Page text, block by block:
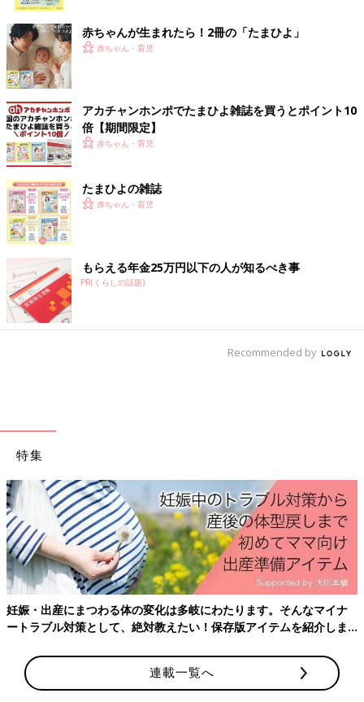
出典：Instagramアカウント「mayupopcorn」
mayupopcornさんは、こちらのスウェットを購入。
「RELAXED」の文字がインパクト大で、ロゴの雰囲気もオシャ
レですよね。白地にグレーっぽいモノトーンカラーなのも絶妙！
これ1枚で大人っぽいコーデに仕上がりますね。
たっぷりとしたシルエットがオシャレ！ロゴがカッ
コいいスウェット
赤ちゃんが生まれたら！2冊の「たまひよ」
赤ちゃん・育児
アカチャンホンポでたまひよ雑誌を買うとポイント10
倍【期間限定】
赤ちゃん・育児
たまひよの雑誌
赤ちゃん・育児
もらえる年金25万円以下の人が知るべき事
PR(くらしの話題)
Recommended by
特集
妊娠・出産にまつわる体の変化は多岐にわたります。そんなマイナ
ートラブル対策として、絶対教えたい！保存版アイテムを紹介しま
連載一覧へ